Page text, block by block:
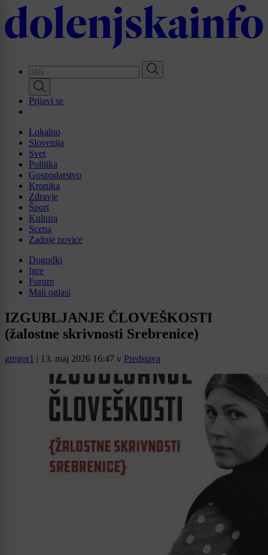
Skip
to
main
Prijavi se
Lokalno
Slovenija
Svet
Politika
Gospodarstvo
Kronika
Zdravje
Šport
Kultura
Scena
Zadnje novice
Dogodki
Igre
Forum
Mali oglasi
IZGUBLJANJE ČLOVEŠKOSTI
(žalostne skrivnosti Srebrenice)
gregor1 | 13. maj 2026 16:47 v Predstava